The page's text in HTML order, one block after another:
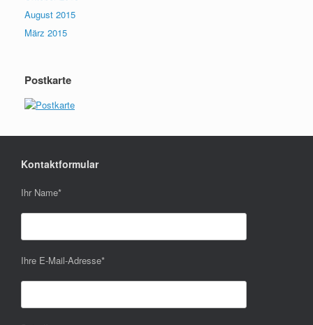
August 2015
März 2015
Postkarte
Kontaktformular
Ihr Name*
Ihre E-Mail-Adresse*